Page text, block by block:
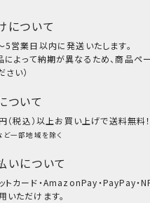
ご容赦くださいませ。
スメ一覧を見る
覧を見る
について
5営業日以内に発送いたします。
によって納期が異なるため、商品ペ
さい）
ついて
税込）以上お買い上げで送料無料！
一部地域を除く
いについて
トカード・AmazonPay・PayPay・
いただけます。